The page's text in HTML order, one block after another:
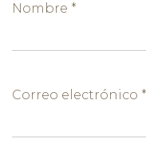
Nombre *
Correo electrónico *